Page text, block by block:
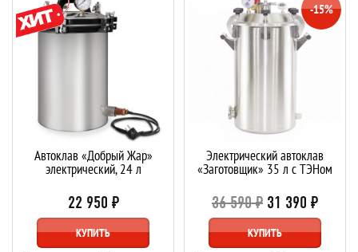
Автоклав «Добрый Жар»
электрический, 24 л
22 950 ₽
КУПИТЬ
Электрический автоклав
«Заготовщик» 35 л с ТЭНом
36 590 ₽ 31 390 ₽
-15%
КУПИТЬ